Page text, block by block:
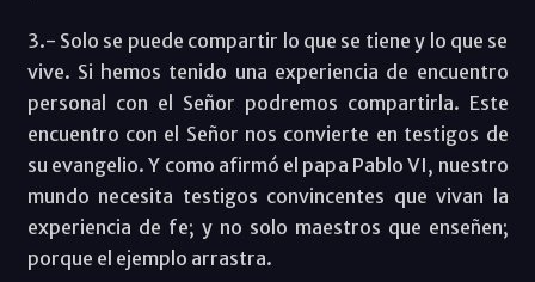
3.- Solo se puede compartir lo que se tiene y lo que se
vive. Si hemos tenido una experiencia de encuentro
personal con el Señor podremos compartirla. Este
encuentro con el Señor nos convierte en testigos de
su evangelio. Y como afirmó el papa Pablo VI, nuestro
mundo necesita testigos convincentes que vivan la
experiencia de fe; y no solo maestros que enseñen;
porque el ejemplo arrastra.